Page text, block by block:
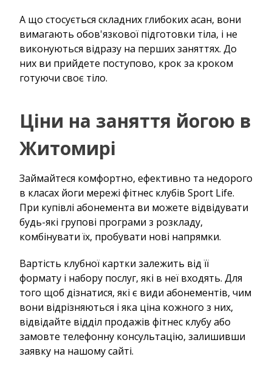
А що стосується складних глибоких асан, вони
вимагають обов'язкової підготовки тіла, і не
виконуються відразу на перших заняттях. До
них ви прийдете поступово, крок за кроком
готуючи своє тіло.
Ціни на заняття йогою в
Житомирі
Займайтеся комфортно, ефективно та недорого
в класах йоги мережі фітнес клубів Sport Life.
При купівлі абонемента ви можете відвідувати
будь-які групові програми з розкладу,
комбінувати їх, пробувати нові напрямки.
Вартість клубної картки залежить від її
формату і набору послуг, які в неї входять. Для
того щоб дізнатися, які є види абонементів, чим
вони відрізняються і яка ціна кожного з них,
відвідайте відділ продажів фітнес клубу або
замовте телефонну консультацію, залишивши
заявку на нашому сайті.